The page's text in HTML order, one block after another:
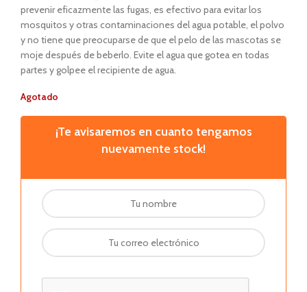
prevenir eficazmente las fugas, es efectivo para evitar los
mosquitos y otras contaminaciones del agua potable, el polvo
y no tiene que preocuparse de que el pelo de las mascotas se
moje después de beberlo. Evite el agua que gotea en todas
partes y golpee el recipiente de agua.
Agotado
¡Te avisaremos en cuanto tengamos
nuevamente stock!